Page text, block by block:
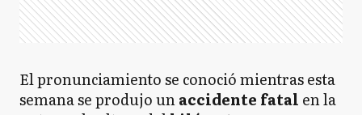
El pronunciamiento se conoció mientras esta
semana se produjo unaccidente fatal en la